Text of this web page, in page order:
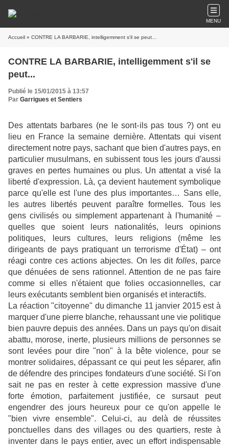
MENU
Accueil » CONTRE LA BARBARIE, intelligemment s'il se peut...
CONTRE LA BARBARIE, intelligemment s'il se
peut...
Publié le 15/01/2015 à 13:57
Par Garrigues et Sentiers
Des attentats barbares (ne le sont-ils pas tous ?) ont eu
lieu en France la semaine dernière. Attentats qui visent
directement notre pays, sachant que bien d'autres pays, en
particulier musulmans, en subissent tous les jours d'aussi
graves en pertes humaines ou plus. Un attentat a visé la
liberté d'expression. Là, ça devient hautement symbolique
parce qu'elle est l'une des plus importantes… Sans elle,
les autres libertés peuvent paraître formelles. Tous les
gens civilisés ou simplement appartenant à l'humanité –
quelles que soient leurs nationalités, leurs opinions
politiques, leurs cultures, leurs religions (même les
dirigeants de pays pratiquant un terrorisme d'État) – ont
réagi contre ces actions abjectes. On les dit folles, parce
que dénuées de sens rationnel. Attention de ne pas faire
comme si elles n'étaient que folies occasionnelles, car
leurs exécutants semblent bien organisés et interactifs.
La réaction "citoyenne" du dimanche 11 janvier 2015 est à
marquer d'une pierre blanche, rehaussant une vie politique
bien pauvre depuis des années. Dans un pays qu'on disait
abattu, morose, inerte, plusieurs millions de personnes se
sont levées pour dire "non" à la bête violence, pour se
montrer solidaires, dépassant ce qui peut les séparer, afin
de défendre des principes fondateurs d'une société. Si l'on
sait ne pas en rester à cette expression massive d'une
forte émotion, parfaitement justifiée, ce sursaut peut
engendrer des jours heureux pour ce qu'on appelle le
"bien vivre ensemble". Celui-ci, au delà de réussites
ponctuelles dans des villages ou des quartiers, reste à
inventer dans le pays entier, avec un effort indispensable